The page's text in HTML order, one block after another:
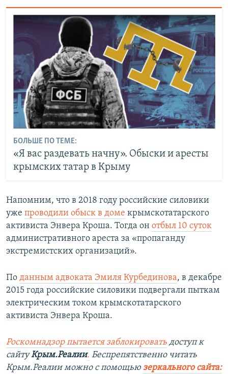
БОЛЬШЕ ПО ТЕМЕ:
«Я вас раздевать начну». Обыски и аресты
крымских татар в Крыму
Напомним, что в 2018 году российские силовики
уже проводили обыск в доме крымскотатарского
активиста Энвера Кроша. Тогда он отбыл 10 суток
административного ареста за «пропаганду
экстремистских организаций».
По данным адвоката Эмиля Курбединова, в декабре
2015 года российские силовики подвергали пыткам
электрическим током крымскотатарского
активиста Энвера Кроша.
Роскомнадзор пытается заблокировать доступ к
сайтуКрым.Реалии. Беспрепятственно читать
Крым.Реалии можно с помощью зеркального сайта: